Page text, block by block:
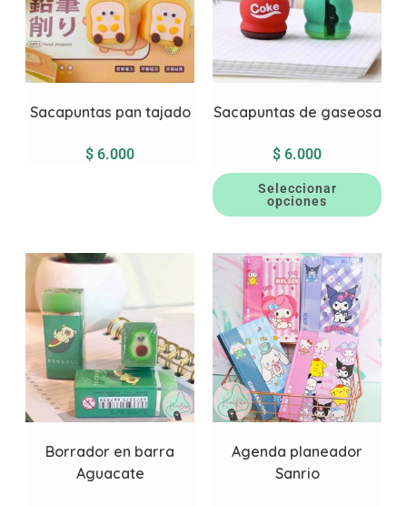
Sacapuntas pan tajado
$ 6.000
Sacapuntas de gaseosa
$ 6.000
Seleccionar
opciones
Borrador en barra
Aguacate
Agenda planeador
Sanrio